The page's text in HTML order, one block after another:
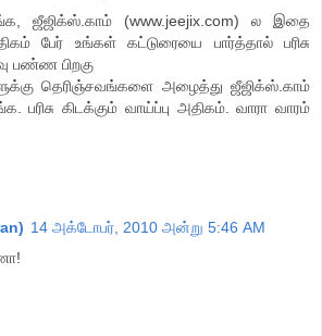
ஜீஜிக்ஸ்.காம் (www.jeejix.com) ல இதை
பேர் உங்கள் கட்டுரையை பார்த்தால் பரிசு
பண்ண பிறகு
தெரிஞ்சவங்களை அழைத்து ஜீஜிக்ஸ்.காம்
பரிசு கிடக்கும் வாய்ப்பு அதிகம். வாரா வாரம்
14 அக்டோபர், 2010 அன்று 5:46 AM